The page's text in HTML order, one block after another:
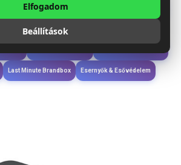
Étkezés & Ivás
Wellness & Ápolás
Last Minute Brandbox Esernyők & Esővédelem
Elfogadom
Beállítások